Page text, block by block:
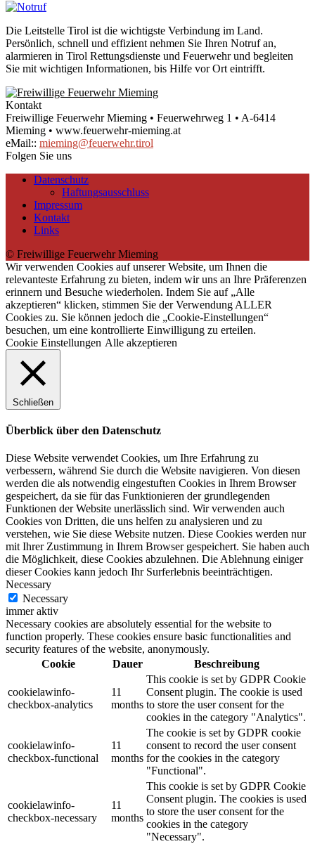
Die Leitstelle Tirol ist die wichtigste Verbindung im Land.
Persönlich, schnell und effizient nehmen Sie Ihren Notruf an,
alarmieren in Tirol Rettungsdienste und Feuerwehr und begleiten
Sie mit wichtigen Informationen, bis Hilfe vor Ort eintrifft.
Kontakt
Freiwillige Feuerwehr Mieming • Feuerwehrweg 1 • A-6414
Mieming • www.feuerwehr-mieming.at
eMail:: mieming@feuerwehr.tirol
Folgen Sie uns
Datenschutz
Haftungsausschluss
Impressum
Kontakt
Links
© Freiwillige Feuerwehr Mieming
Wir verwenden Cookies auf unserer Website, um Ihnen die
relevanteste Erfahrung zu bieten, indem wir uns an Ihre Präferenzen
erinnern und Besuche wiederholen. Indem Sie auf „Alle
akzeptieren“ klicken, stimmen Sie der Verwendung ALLER
Cookies zu. Sie können jedoch die „Cookie-Einstellungen“
besuchen, um eine kontrollierte Einwilligung zu erteilen.
Cookie Einstellungen Alle akzeptieren
Schließen
Überblick über den Datenschutz
Diese Website verwendet Cookies, um Ihre Erfahrung zu
verbessern, während Sie durch die Website navigieren. Von diesen
werden die als notwendig eingestuften Cookies in Ihrem Browser
gespeichert, da sie für das Funktionieren der grundlegenden
Funktionen der Website unerlässlich sind. Wir verwenden auch
Cookies von Dritten, die uns helfen zu analysieren und zu
verstehen, wie Sie diese Website nutzen. Diese Cookies werden nur
mit Ihrer Zustimmung in Ihrem Browser gespeichert. Sie haben auch
die Möglichkeit, diese Cookies abzulehnen. Die Ablehnung einiger
dieser Cookies kann jedoch Ihr Surferlebnis beeinträchtigen.
Necessary
Necessary
immer aktiv
Necessary cookies are absolutely essential for the website to
function properly. These cookies ensure basic functionalities and
security features of the website, anonymously.
Cookie
Dauer Beschreibung
cookielawinfo-
checkbox-analytics
11
months
This cookie is set by GDPR Cookie
Consent plugin. The cookie is used
to store the user consent for the
cookies in the category "Analytics".
cookielawinfo-
checkbox-functional
11
months
The cookie is set by GDPR cookie
consent to record the user consent
for the cookies in the category
"Functional".
cookielawinfo-
checkbox-necessary
11
months
This cookie is set by GDPR Cookie
Consent plugin. The cookies is used
to store the user consent for the
cookies in the category
"Necessary".